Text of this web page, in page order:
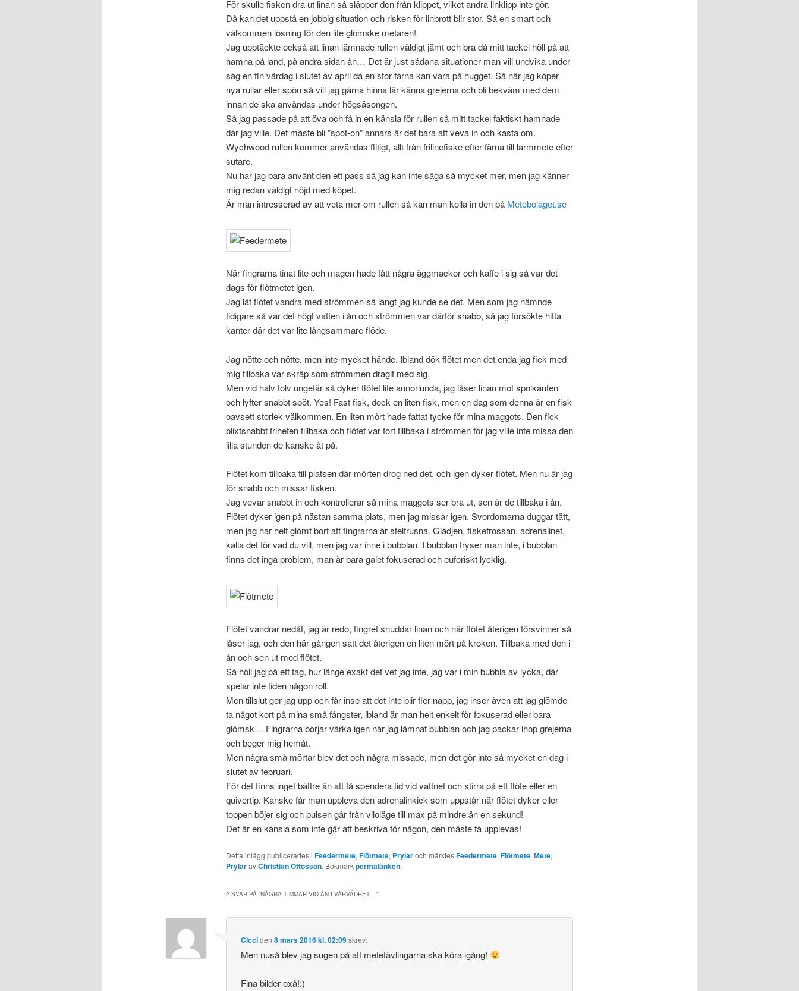
För skulle fisken dra ut linan så släpper den från klippet, vilket andra linklipp inte gör.
Då kan det uppstå en jobbig situation och risken för linbrott blir stor. Så en smart och
välkommen lösning för den lite glömske metaren!
Jag upptäckte också att linan lämnade rullen väldigt jämt och bra då mitt tackel höll på att
hamna på land, på andra sidan ån… Det är just sådana situationer man vill undvika under
säg en fin vårdag i slutet av april då en stor färna kan vara på hugget. Så när jag köper
nya rullar eller spön så vill jag gärna hinna lär känna grejerna och bli bekväm med dem
innan de ska användas under högsäsongen.
Så jag passade på att öva och få in en känsla för rullen så mitt tackel faktiskt hamnade
där jag ville. Det måste bli ”spot-on” annars är det bara att veva in och kasta om.
Wychwood rullen kommer användas flitigt, allt från frilinefiske efter färna till larmmete efter
sutare.
Nu har jag bara använt den ett pass så jag kan inte säga så mycket mer, men jag känner
mig redan väldigt nöjd med köpet.
Är man intresserad av att veta mer om rullen så kan man kolla in den på Metebolaget.se
När fingrarna tinat lite och magen hade fått några äggmackor och kaffe i sig så var det
dags för flötmetet igen.
Jag lät flötet vandra med strömmen så långt jag kunde se det. Men som jag nämnde
tidigare så var det högt vatten i ån och strömmen var därför snabb, så jag försökte hitta
kanter där det var lite långsammare flöde.
Jag nötte och nötte, men inte mycket hände. Ibland dök flötet men det enda jag fick med
mig tillbaka var skräp som strömmen dragit med sig.
Men vid halv tolv ungefär så dyker flötet lite annorlunda, jag låser linan mot spolkanten
och lyfter snabbt spöt. Yes! Fast fisk, dock en liten fisk, men en dag som denna är en fisk
oavsett storlek välkommen. En liten mört hade fattat tycke för mina maggots. Den fick
blixtsnabbt friheten tillbaka och flötet var fort tillbaka i strömmen för jag ville inte missa den
lilla stunden de kanske åt på.
Flötet kom tillbaka till platsen där mörten drog ned det, och igen dyker flötet. Men nu är jag
för snabb och missar fisken.
Jag vevar snabbt in och kontrollerar så mina maggots ser bra ut, sen är de tillbaka i ån.
Flötet dyker igen på nästan samma plats, men jag missar igen. Svordomarna duggar tätt,
men jag har helt glömt bort att fingrarna är stelfrusna. Glädjen, fiskefrossan, adrenalinet,
kalla det för vad du vill, men jag var inne i bubblan. I bubblan fryser man inte, i bubblan
finns det inga problem, man är bara galet fokuserad och euforiskt lycklig.
Flötet vandrar nedåt, jag är redo, fingret snuddar linan och när flötet återigen försvinner så
låser jag, och den här gången satt det återigen en liten mört på kroken. Tillbaka med den i
ån och sen ut med flötet.
Så höll jag på ett tag, hur länge exakt det vet jag inte, jag var i min bubbla av lycka, där
spelar inte tiden någon roll.
Men tillslut ger jag upp och får inse att det inte blir fler napp, jag inser även att jag glömde
ta något kort på mina små fångster, ibland är man helt enkelt för fokuserad eller bara
glömsk… Fingrarna börjar värka igen när jag lämnat bubblan och jag packar ihop grejerna
och beger mig hemåt.
Men några små mörtar blev det och några missade, men det gör inte så mycket en dag i
slutet av februari.
För det finns inget bättre än att få spendera tid vid vattnet och stirra på ett flöte eller en
quivertip. Kanske får man uppleva den adrenalinkick som uppstår när flötet dyker eller
toppen böjer sig och pulsen går från viloläge till max på mindre än en sekund!
Det är en känsla som inte går att beskriva för någon, den måste få upplevas!
Detta inlägg publicerades i Feedermete, Flötmete, Prylaroch märktesFeedermete, Flötmete, Mete,
PrylaravChristian Ottosson. Bokmärkpermalänken.
2 SVAR PÅ ”NÅGRA TIMMAR VID ÅN I VÅRVÄDRET… ”
Cicciden8 mars 2016 kl. 02:09skrev:
Men nuså blev jag sugen på att metetävlingarna ska köra igång!
Fina bilder oxå!:)